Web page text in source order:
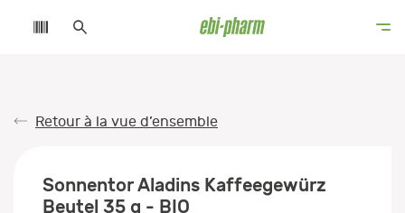
Retour à la vue d’ensemble
Sonnentor Aladins Kaffeegewürz
Beutel 35 g - BIO